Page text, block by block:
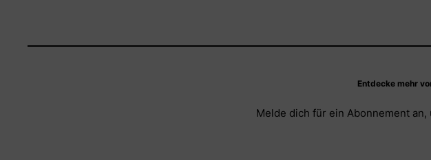
Entdecke mehr
Melde dich für ein Abonnement